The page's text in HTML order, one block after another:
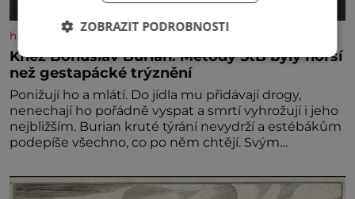
historyplus.cz
Kněz Bohuslav Burian: Metody StB byly horší
než gestapácké trýznění
Ponižují ho a mlátí. Do jídla mu přidávají drogy,
nenechají ho pořádně vyspat a smrtí vyhrožují i jeho
nejbližším. Burian kruté týrání nevydrží a estébákům
podepíše všechno, co po něm chtějí. Svým
výslechů nikdo nevyvíjel fyzický ani psychický nátlak.
Syn brněnského řezníka chce být knězem a
ZOBRAZIT PODROBNOSTI